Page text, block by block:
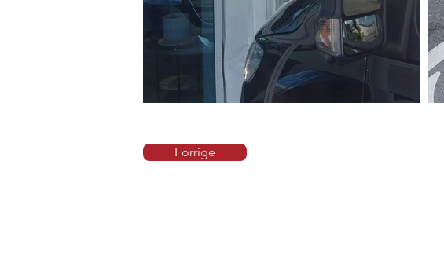
Forrige